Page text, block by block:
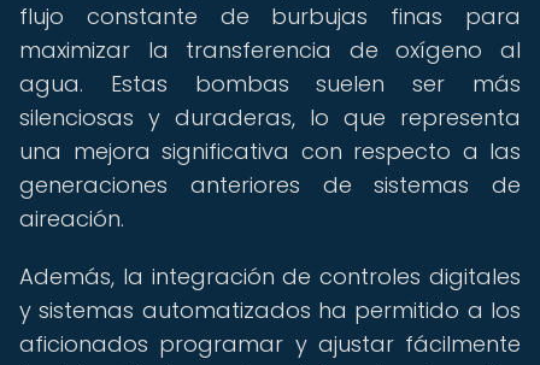
flujo constante de burbujas finas para
maximizar la transferencia de oxígeno al
agua. Estas bombas suelen ser más
silenciosas y duraderas, lo que representa
una mejora significativa con respecto a las
generaciones anteriores de sistemas de
aireación.
Además, la integración de controles digitales
y sistemas automatizados ha permitido a los
aficionados programar y ajustar fácilmente